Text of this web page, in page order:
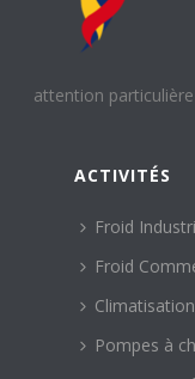
attention
ACTIVITÉS
Froid
Froid
Climatisation
Pompes à